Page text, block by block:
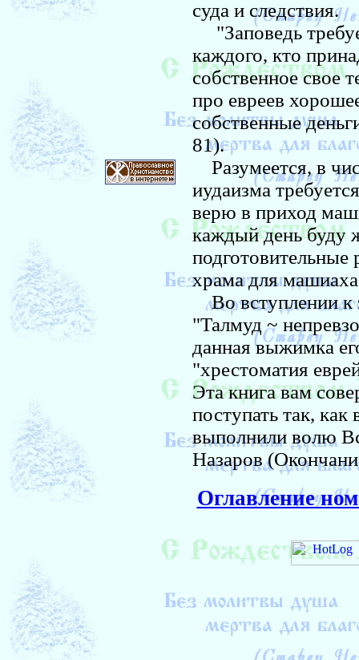
суда и следствия.
"Заповедь
каждого, кто
собственное свое
про евреев
собственные
81).
Разумеется, в
иудаизма
верю в приход
каждый день буду
подготовительные
храма для
Во вступлении к
"Талмуд ~
данная выжимка
"хрестоматия
Эта книга вам
поступать так,
выполнили волю
Назаров
Оглавление